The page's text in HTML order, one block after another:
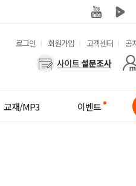
유
메
뉴
로그인 회원가입 고객센터 공
사
메
교재/MP3 이벤트